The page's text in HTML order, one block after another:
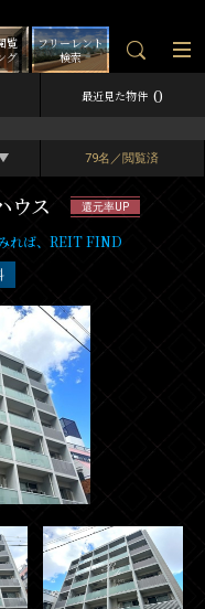
フリーレント
検索
覧
グ
最近見た物件 0
79名／閲覧済
ウス 還元率UP
れば、REIT FIND